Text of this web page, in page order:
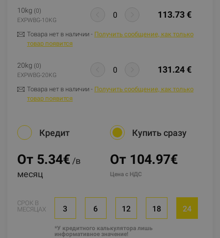
10kg (0)
EXPWBG-10KG
113.73 €
Товара нет в наличии - Получить сообщение, как только
товар появится
20kg (0)
EXPWBG-20KG
131.24 €
Товара нет в наличии - Получить сообщение, как только
товар появится
Кредит
От 5.34€ /в
месяц
Купить сразу
От 104.97€
Цена с НДС
СРОК В
МЕСЯЦАХ
3 6 12 18 24
*У кредитного калькулятора лишь
информативное значение!